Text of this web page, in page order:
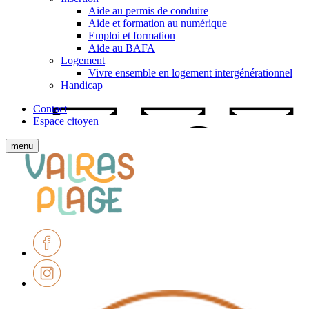
Aide au permis de conduire
Aide et formation au numérique
Emploi et formation
Aide au BAFA
Logement
Vivre ensemble en logement intergénérationnel
Handicap
Contact
Espace citoyen
Afficher
le
menu
mobile
menu